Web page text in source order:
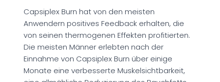
Capsiplex Burn hat von den meisten
Anwendern positives Feedback erhalten, die
von seinen thermogenen Effekten profitierten.
Die meisten Männer erlebten nach der
Einnahme von Capsiplex Burn über einige
Monate eine verbesserte Muskelsichtbarkeit,